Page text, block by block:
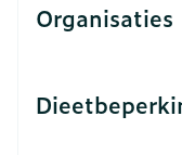
Organisaties